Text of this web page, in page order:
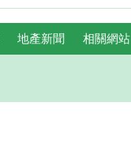
地產新聞 相關網站